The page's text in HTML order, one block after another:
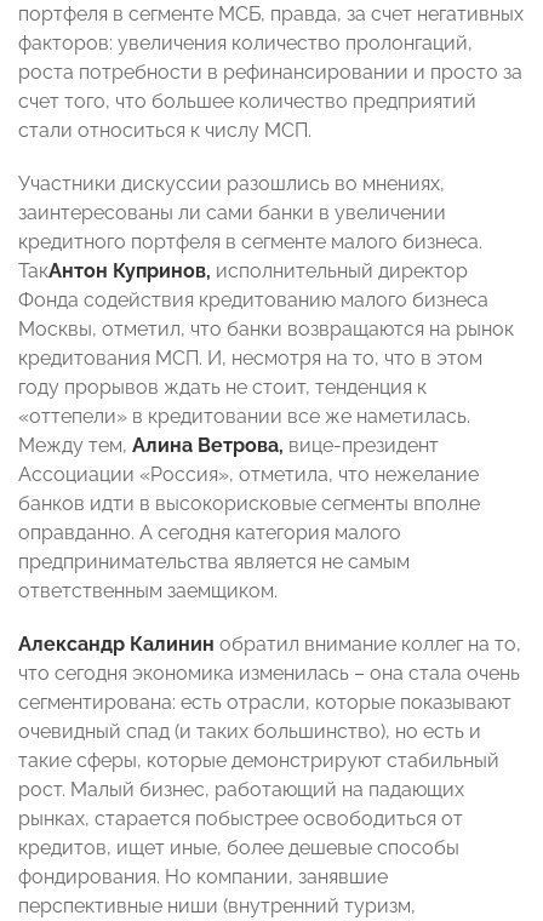
портфеля в сегменте МСБ, правда, за счет негативных
факторов: увеличения количество пролонгаций,
роста потребности в рефинансировании и просто за
счет того, что большее количество предприятий
стали относиться к числу МСП.
Участники дискуссии разошлись во мнениях,
заинтересованы ли сами банки в увеличении
кредитного портфеля в сегменте малого бизнеса.
ТакАнтон Купринов, исполнительный директор
Фонда содействия кредитованию малого бизнеса
Москвы, отметил, что банки возвращаются на рынок
кредитования МСП. И, несмотря на то, что в этом
году прорывов ждать не стоит, тенденция к
«оттепели» в кредитовании все же наметилась.
Между тем, Алина Ветрова, вице-президент
Ассоциации «Россия», отметила, что нежелание
банков идти в высокорисковые сегменты вполне
оправданно. А сегодня категория малого
предпринимательства является не самым
ответственным заемщиком.
Александр Калинин обратил внимание коллег на то,
что сегодня экономика изменилась – она стала очень
сегментирована: есть отрасли, которые показывают
очевидный спад (и таких большинство), но есть и
такие сферы, которые демонстрируют стабильный
рост. Малый бизнес, работающий на падающих
рынках, старается побыстрее освободиться от
кредитов, ищет иные, более дешевые способы
фондирования. Но компании, занявшие
перспективные ниши (внутренний туризм,